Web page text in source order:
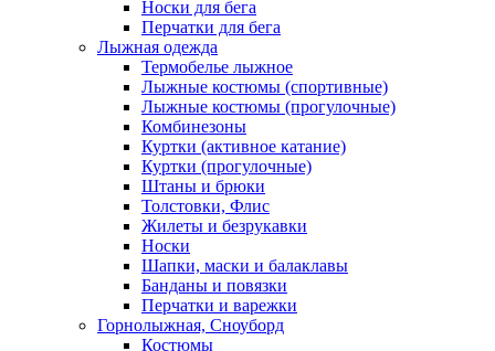
Носки для бега
Перчатки для бега
Лыжная одежда
Термобелье лыжное
Лыжные костюмы (спортивные)
Лыжные костюмы (прогулочные)
Комбинезоны
Куртки (активное катание)
Куртки (прогулочные)
Штаны и брюки
Толстовки, Флис
Жилеты и безрукавки
Носки
Шапки, маски и балаклавы
Банданы и повязки
Перчатки и варежки
Горнолыжная, Сноуборд
Костюмы